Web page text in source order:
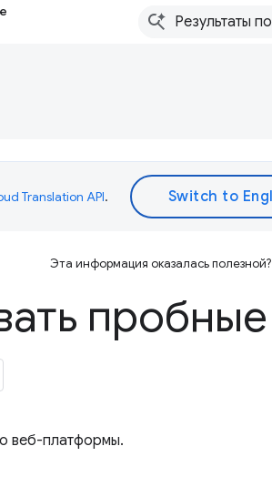
Translation API.
Эта информация оказалась полезной?
пробные
веб-платформы.